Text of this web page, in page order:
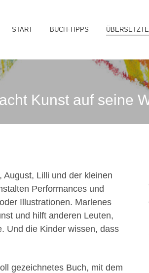
START BUCH-TIPPS
Kunst auf seine
Lilli und der kleinen
Performances und
Illustrationen. Marlenes
und hilft anderen Leuten,
Und die Kinder wissen, dass
gezeichnetes Buch, mit dem